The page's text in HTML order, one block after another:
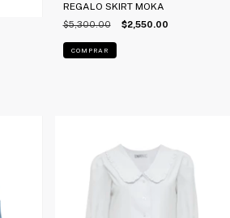
REGALO SKIRT MOKA
$5,300.00 $2,550.00
COMPRAR